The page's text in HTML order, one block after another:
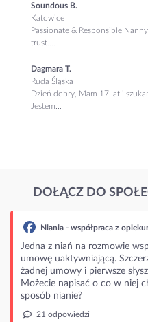
Soundous B.
Katowice
Passionate & Responsible
trust....
Dagmara T.
Ruda Śląska
Dzień dobry, Mam 17 lat i
Jestem...
DOŁĄCZ DO
z opiekunką
wspomniała o
Szczerze mówiąc nie
słyszę o takiej umowie.
o co w niej chodzi i czy